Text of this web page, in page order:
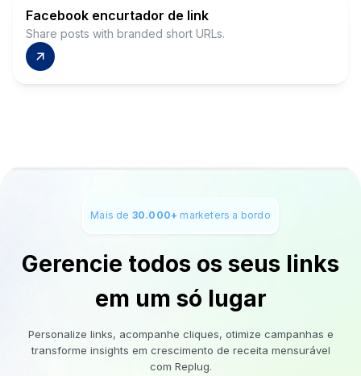
Facebook encurtador de link
Share posts with branded short URLs.
Mais de 30.000+ marketers a bordo
Gerencie todos os seus links
em um só lugar
Personalize links, acompanhe cliques, otimize campanhas e
transforme insights em crescimento de receita mensurável
com Replug.